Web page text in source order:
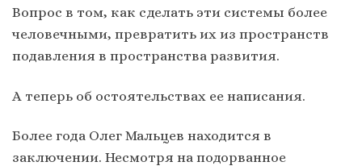
Вопрос в том, как сделать эти системы более
человечными, превратить их из пространств
подавления в пространства развития.
А теперь об остоятельствах ее написания.
Более года Олег Мальцев находится в
заключении. Несмотря на подорванное